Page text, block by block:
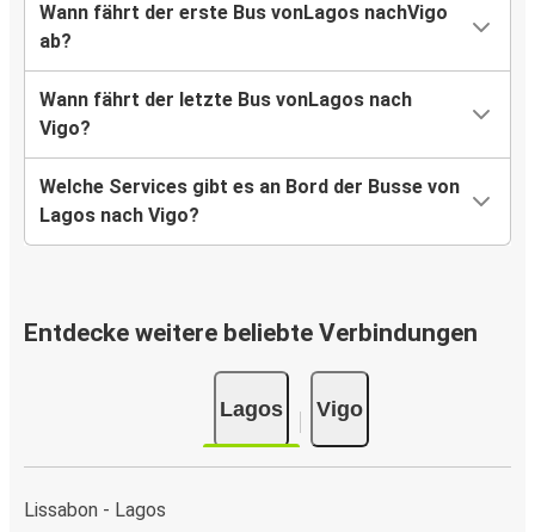
Wann fährt der erste Bus vonLagos nachVigo
ab?
Wann fährt der letzte Bus vonLagos nach
Vigo?
Welche Services gibt es an Bord der Busse von
Lagos nach Vigo?
Entdecke weitere beliebte Verbindungen
Lagos Vigo
Lissabon - Lagos